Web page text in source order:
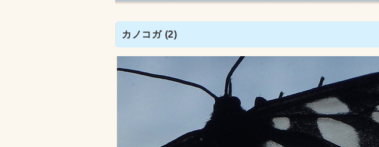
カノコガ (2)